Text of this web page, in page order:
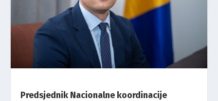
Predsjednik Nacionalne koordinacije